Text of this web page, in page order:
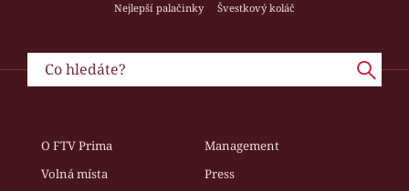
Nejlepší palačinky
Švestkový koláč
O FTV Prima
Management
Volná místa
Press